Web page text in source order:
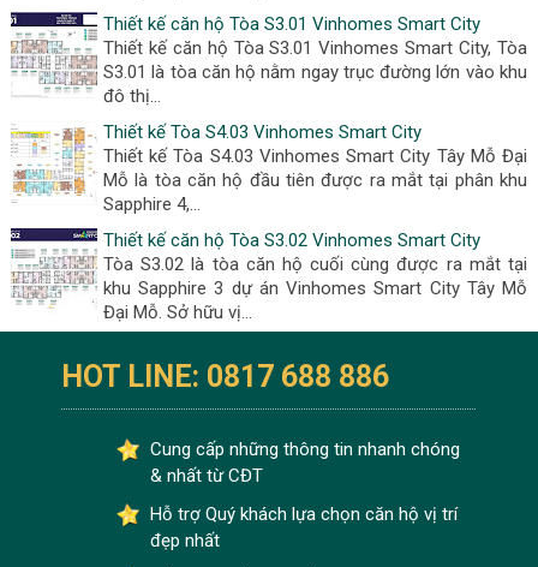
Thiết kế căn hộ Tòa S3.01 Vinhomes Smart City
Thiết kế căn hộ Tòa S3.01 Vinhomes Smart City, Tòa
S3.01 là tòa căn hộ nằm ngay trục đường lớn vào khu
đô thị...
Thiết kế Tòa S4.03 Vinhomes Smart City
Thiết kế Tòa S4.03 Vinhomes Smart City Tây Mỗ Đại
Mỗ là tòa căn hộ đầu tiên được ra mắt tại phân khu
Sapphire 4,...
Thiết kế căn hộ Tòa S3.02 Vinhomes Smart City
Tòa S3.02 là tòa căn hộ cuối cùng được ra mắt tại
khu Sapphire 3 dự án Vinhomes Smart City Tây Mỗ
Đại Mỗ. Sở hữu vị...
HOT LINE: 0817 688 886
Cung cấp những thông tin nhanh chóng
& nhất từ CĐT
Hỗ trợ Quý khách lựa chọn căn hộ vị trí
đẹp nhất